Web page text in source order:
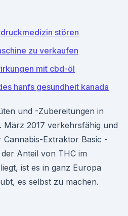
stören
zu verkaufen
mit cbd-öl
hanfs gesundheit kanada
und -Zubereitungen in
März 2017 verkehrsfähig und
Extraktor Basic -
Anteil von THC im
ist es in ganz Europa
es selbst zu machen.